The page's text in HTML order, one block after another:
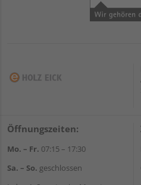
Öffnungszeiten:
Mo. – Fr. 07:15 – 17:30
Sa. – So. geschlossen